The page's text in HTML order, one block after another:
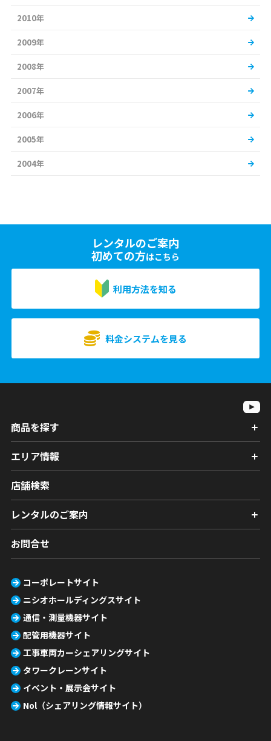
2010年
2009年
2008年
2007年
2006年
2005年
2004年
レンタルのご案内
初めての方はこちら
利用方法を知る
料金システムを見る
商品を探す
エリア情報
店舗検索
レンタルのご案内
お問合せ
コーポレートサイト
ニシオホールディングスサイト
通信・測量機器サイト
配管用機器サイト
工事車両カーシェアリングサイト
タワークレーンサイト
イベント・展示会サイト
Nol（シェアリング情報サイト）